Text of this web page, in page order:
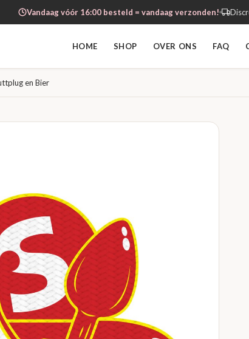
Vandaag vóór 16:00 besteld = vandaag verzonden!
HOME SHOP OVER ONS FAQ
en Bier